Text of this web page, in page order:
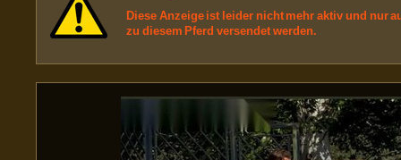
Diese Anzeige ist leider nicht mehr aktiv und nur
zu diesem Pferd versendet werden.